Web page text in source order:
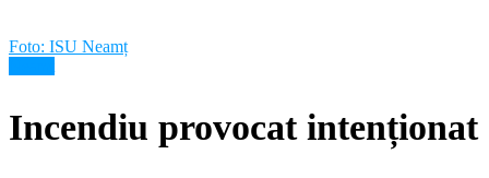
Foto: ISU Neamț
Incendiu provocat intenționat